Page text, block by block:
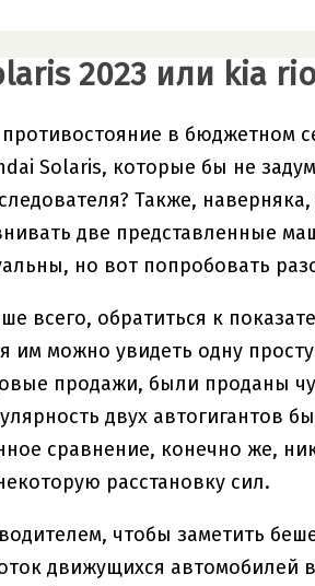
2023 или kia
в бюджетном
Solaris, которые бы не
Также,
две представленные
но вот попробовать
всего, обратиться к
им можно увидеть одну
продажи, были проданы
двух автогигантов
сравнение, конечно же,
расстановку сил.
чтобы заметить
движущихся